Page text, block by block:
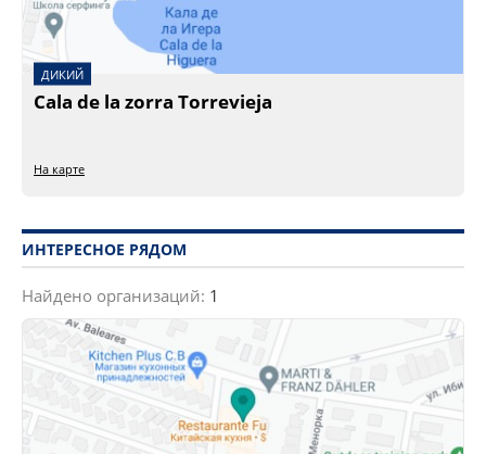
ДИКИЙ
Cala de la zorra Torrevieja
На карте
ИНТЕРЕСНОЕ РЯДОМ
Найдено организаций: 1